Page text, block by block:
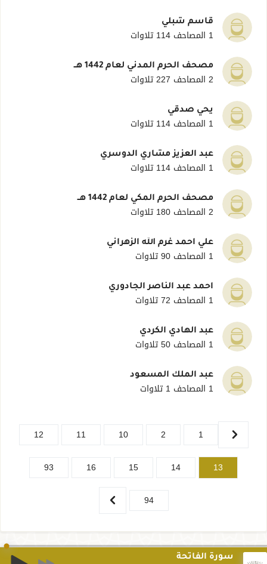
قاسم شبلي
1 المصاحف 114 تلاوات
مصحف الحرم المدني لعام 1442 هــ
2 المصاحف 227 تلاوات
يحي صدقي
1 المصاحف 114 تلاوات
عبد العزيز مشاري الدوسري
1 المصاحف 114 تلاوات
مصحف الحرم المكي لعام 1442 هــ
2 المصاحف 180 تلاوات
علي أحمد غرم الله الزهراني
1 المصاحف 90 تلاوات
أحمد عبد الناصر الجادوري
1 المصاحف 72 تلاوات
عبد الهادي الكردي
1 المصاحف 50 تلاوات
عبد الملك المسعود
1 المصاحف 1 تلاوات
1
2
10
11
12
13
14
15
16
93
94
سورة الفاتحة